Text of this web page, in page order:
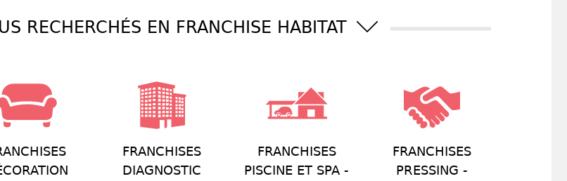
RECHERCHÉS EN FRANCHISE HABITAT
FRANCHISES
DIAGNOSTIC
FRANCHISES
PISCINE ET SPA -
FRANCHISES
PRESSING -